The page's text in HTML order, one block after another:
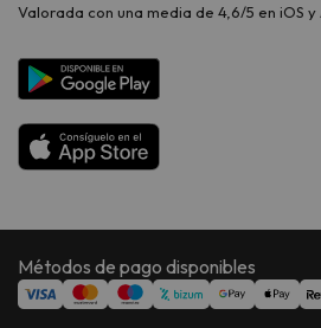
Valorada con una media de 4,6/5 en iOS y
Métodos de pago disponibles